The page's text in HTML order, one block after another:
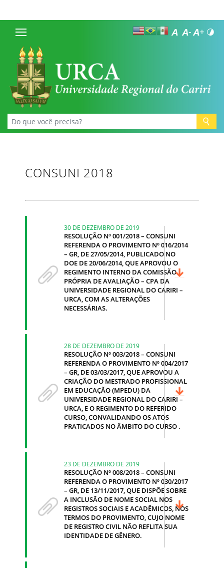
CONSUNI 2018
30 DE DEZEMBRO DE 2019
RESOLUÇÃO Nº 001/2018 – CONSUNI
REFERENDA O PROVIMENTO Nº 016/2014
– GR, DE 27/05/2014, PUBLICADO NO
DOE DE 20/06/2014, QUE APROVOU O
REGIMENTO INTERNO DA COMISSÃO
PRÓPRIA DE AVALIAÇÃO – CPA DA
UNIVERSIDADE REGIONAL DO CARIRI –
URCA, COM AS ALTERAÇÕES
NECESSÁRIAS.
28 DE DEZEMBRO DE 2019
RESOLUÇÃO Nº 003/2018 – CONSUNI
REFERENDA O PROVIMENTO Nº 004/2017
– GR, DE 03/03/2017, QUE APROVOU A
CRIAÇÃO DO MESTRADO PROFISSIONAL
EM EDUCAÇÃO (MPEDU) DA
UNIVERSIDADE REGIONAL DO CARIRI –
URCA, E O REGIMENTO DO REFERIDO
CURSO, CONVALIDANDO OS ATOS
PRATICADOS NO ÂMBITO DO CURSO .
23 DE DEZEMBRO DE 2019
RESOLUÇÃO Nº 008/2018 – CONSUNI
REFERENDA O PROVIMENTO Nº 030/2017
– GR, DE 13/11/2017, QUE DISPÕE SOBRE
A INCLUSÃO DE NOME SOCIAL NOS
REGISTROS SOCIAIS E ACADÊMICOS, NOS
TERMOS DO PROVIMENTO, CUJO NOME
DE REGISTRO CIVIL NÃO REFLITA SUA
IDENTIDADE DE GÊNERO.